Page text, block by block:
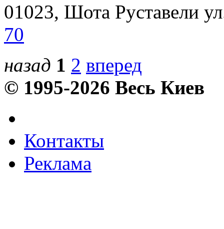
01023, Шота Руставели
70
назад 1 2 вперед
© 1995-2026 Весь Киев
Контакты
Реклама